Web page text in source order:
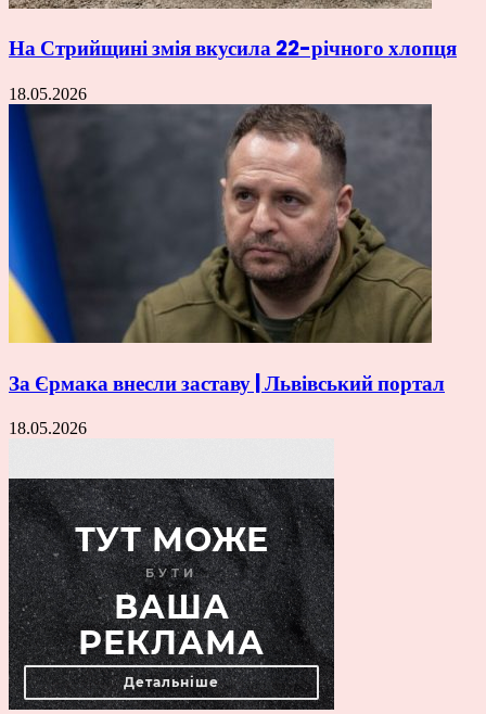
На Стрийщині змія вкусила 22-річного хлопця
18.05.2026
За Єрмака внесли заставу | Львівський портал
18.05.2026